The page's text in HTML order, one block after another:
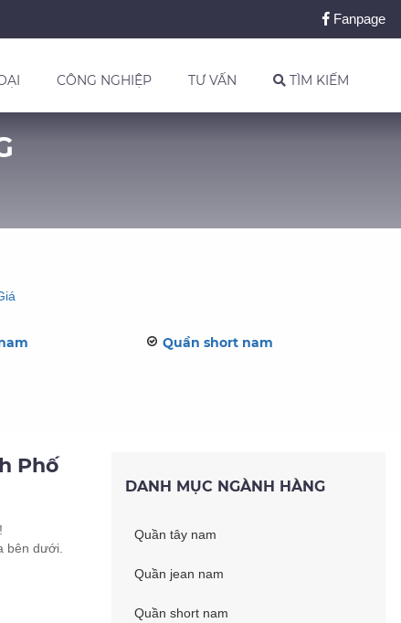
Fanpage
CÔNG NGHIỆP TƯ VẤN TÌM KIẾM
Quần short nam
Phố
bên dưới.
DANH MỤC NGÀNH HÀNG
Quần tây nam
Quần jean nam
Quần short nam